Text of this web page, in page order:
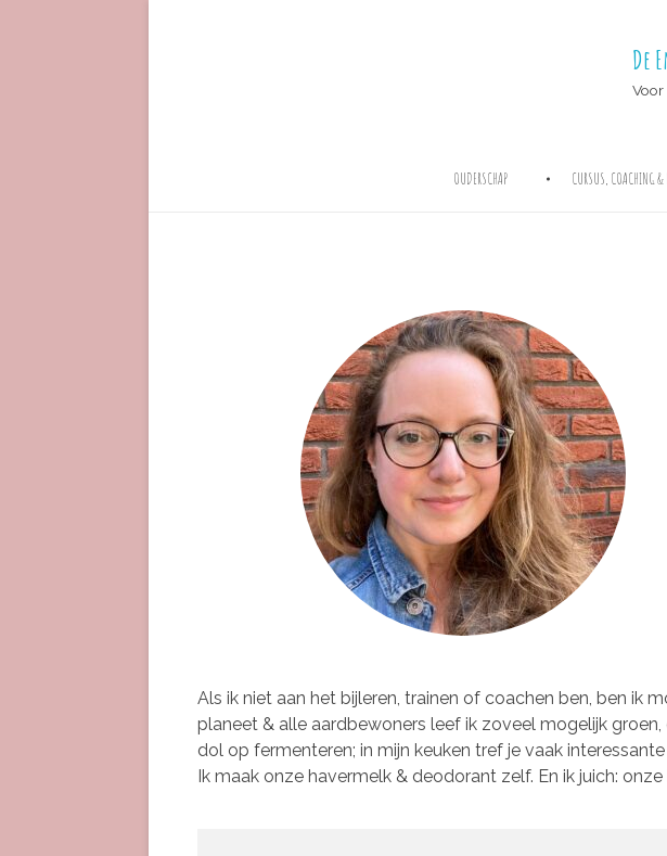
De
OUDERSCHAP CURSUS, COACHING
Als ik niet aan het bijleren, trainen of coachen ben, ben ik
planeet & alle aardbewoners leef ik zoveel mogelijk
dol op fermenteren; in mijn keuken tref je vaak
Ik maak onze havermelk & deodorant zelf. En ik juich: